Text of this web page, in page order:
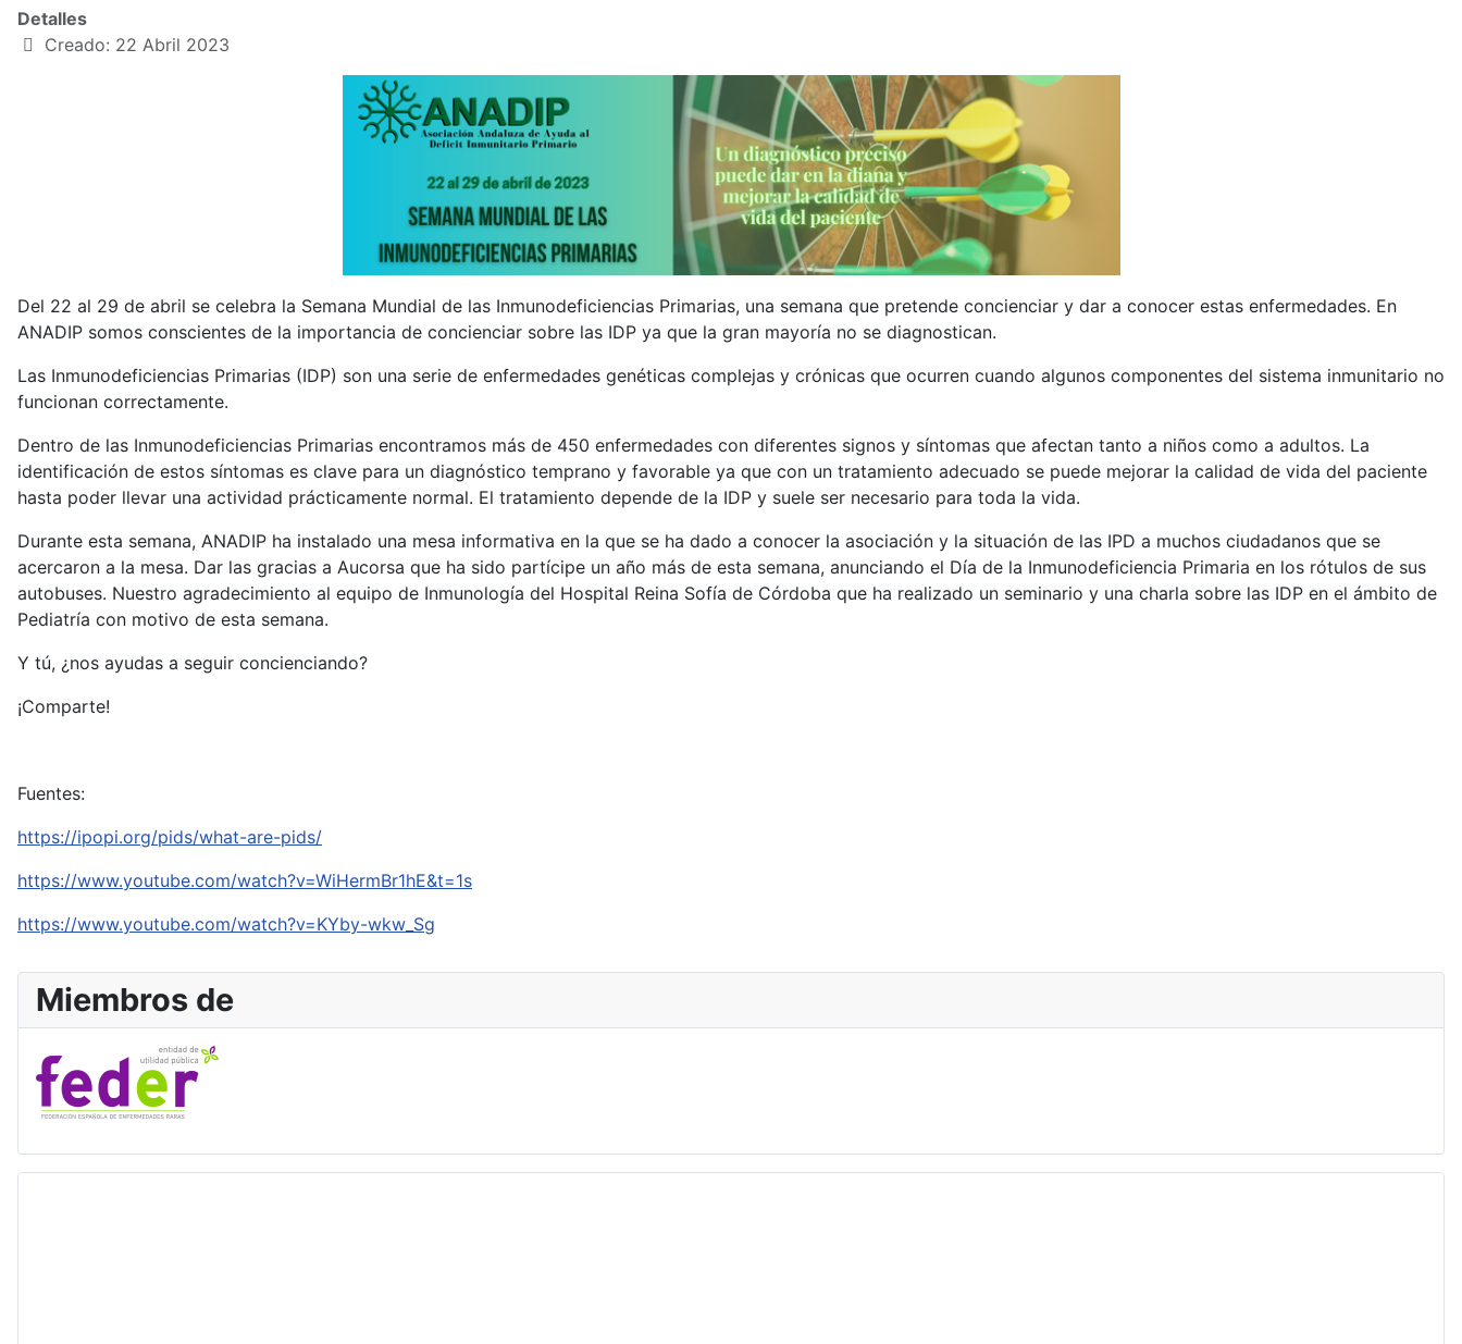
Detalles
Creado: 22 Abril 2023
Del 22 al 29 de abril se celebra la Semana Mundial de las Inmunodeficiencias Primarias, una semana que pretende concienciar y dar a conocer estas enfermedades. En
ANADIP somos conscientes de la importancia de concienciar sobre las IDP ya que la gran mayoría no se diagnostican.
Las Inmunodeficiencias Primarias (IDP) son una serie de enfermedades genéticas complejas y crónicas que ocurren cuando algunos componentes del sistema inmunitario no
funcionan correctamente.
Dentro de las Inmunodeficiencias Primarias encontramos más de 450 enfermedades con diferentes signos y síntomas que afectan tanto a niños como a adultos. La
identificación de estos síntomas es clave para un diagnóstico temprano y favorable ya que con un tratamiento adecuado se puede mejorar la calidad de vida del paciente
hasta poder llevar una actividad prácticamente normal. El tratamiento depende de la IDP y suele ser necesario para toda la vida.
Durante esta semana, ANADIP ha instalado una mesa informativa en la que se ha dado a conocer la asociación y la situación de las IPD a muchos ciudadanos que se
acercaron a la mesa. Dar las gracias a Aucorsa que ha sido partícipe un año más de esta semana, anunciando el Día de la Inmunodeficiencia Primaria en los rótulos de sus
autobuses. Nuestro agradecimiento al equipo de Inmunología del Hospital Reina Sofía de Córdoba que ha realizado un seminario y una charla sobre las IDP en el ámbito de
Pediatría con motivo de esta semana.
Y tú, ¿nos ayudas a seguir concienciando?
¡Comparte!
Fuentes:
https://ipopi.org/pids/what-are-pids/
https://www.youtube.com/watch?v=WiHermBr1hE&t=1s
https://www.youtube.com/watch?v=KYby-wkw_Sg
Miembros de